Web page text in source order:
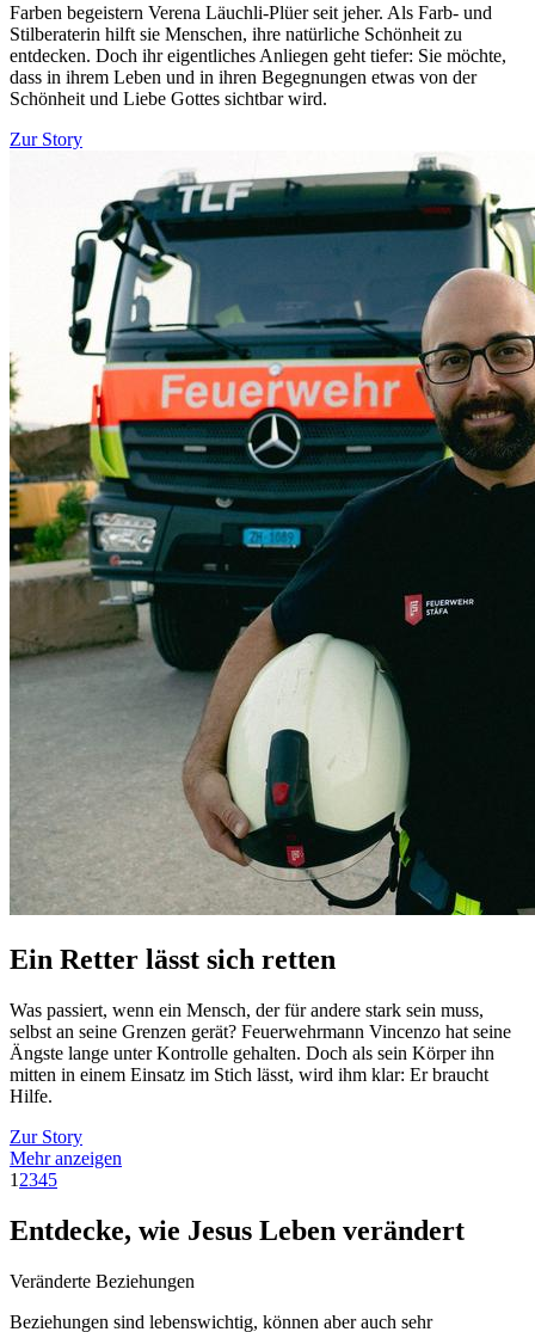
Farben begeistern Verena Läuchli-Plüer seit jeher. Als Farb- und
Stilberaterin hilft sie Menschen, ihre natürliche Schönheit zu
entdecken. Doch ihr eigentliches Anliegen geht tiefer: Sie möchte,
dass in ihrem Leben und in ihren Begegnungen etwas von der
Schönheit und Liebe Gottes sichtbar wird.
Zur Story
Ein Retter lässt sich retten
Was passiert, wenn ein Mensch, der für andere stark sein muss,
selbst an seine Grenzen gerät? Feuerwehrmann Vincenzo hat seine
Ängste lange unter Kontrolle gehalten. Doch als sein Körper ihn
mitten in einem Einsatz im Stich lässt, wird ihm klar: Er braucht
Hilfe.
Zur Story
Mehr anzeigen
1 2345
Entdecke, wie Jesus Leben verändert
Veränderte Beziehungen
Beziehungen sind lebenswichtig, können aber auch sehr